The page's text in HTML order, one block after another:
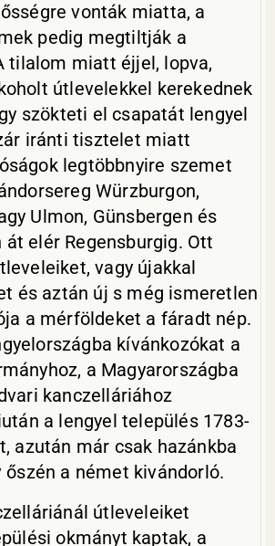
vonták miatta, a
pedig megtiltják a
tilalom miatt éjjel, lopva,
útlevelekkel kerekednek
szökteti el csapatát lengyel
iránti tisztelet miatt
legtöbbnyire szemet
Würzburgon,
Ulmon, Günsbergen és
át elér Regensburgig. Ott
vagy újakkal
és aztán új s még ismeretlen
a mérföldeket a fáradt nép.
kívánkozókat a
a Magyarországba
kanczelláriához
a lengyel település 1783-
azután már csak hazánkba
a német kivándorló.
útleveleiket
okmányt kaptak, a